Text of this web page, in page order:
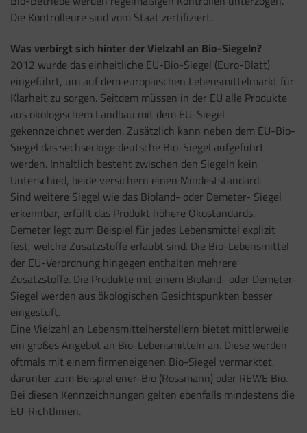
Die Kontrolleure sind vom Staat zertifiziert.
Was verbirgt sich hinter der Vielzahl an Bio-Siegeln?
2012 wurde das einheitliche EU-Bio-Siegel (Euro-Blatt)
eingeführt, um auf dem europäischen Lebensmittelmarkt für
Klarheit zu sorgen. Seitdem müssen in der EU alle Produkte
aus ökologischem Landbau mit dem EU-Siegel
gekennzeichnet werden. Zusätzlich kann neben dem EU-Bio-
Siegel das sechseckige deutsche Bio-Siegel aufgeführt
werden. Inhaltlich besteht zwischen den Siegeln kein
Unterschied, beide versichern einen Mindeststandard.
Sind weitere Siegel wie das Bioland- oder Demeter- Siegel
erkennbar, erfüllt das Produkt höhere Ökostandards.
Demeter legt zum Beispiel für jedes Lebensmittel explizit
fest, welche Zusatzstoffe erlaubt sind. Die Bio-Lebensmittel
der EU-Verordnung hingegen enthalten mehrere
Zusatzstoffe. Die Produkte mit einem Bioland- oder Demeter-
Siegel werden aus ökologischen Gesichtspunkten besser
eingestuft.
Eine Vielzahl an Lebensmittelherstellern bietet mittlerweile
ein großes Angebot an Bio-Lebensmitteln an. Diese werden
oftmals mit einem firmeneigenen Bio-Siegel vermarktet,
darunter zum Beispiel ener-Bio (Rossmann) oder REWE Bio.
Bei diesen Kennzeichnungen gelten ebenfalls mindestens die
EU-Richtlinien.